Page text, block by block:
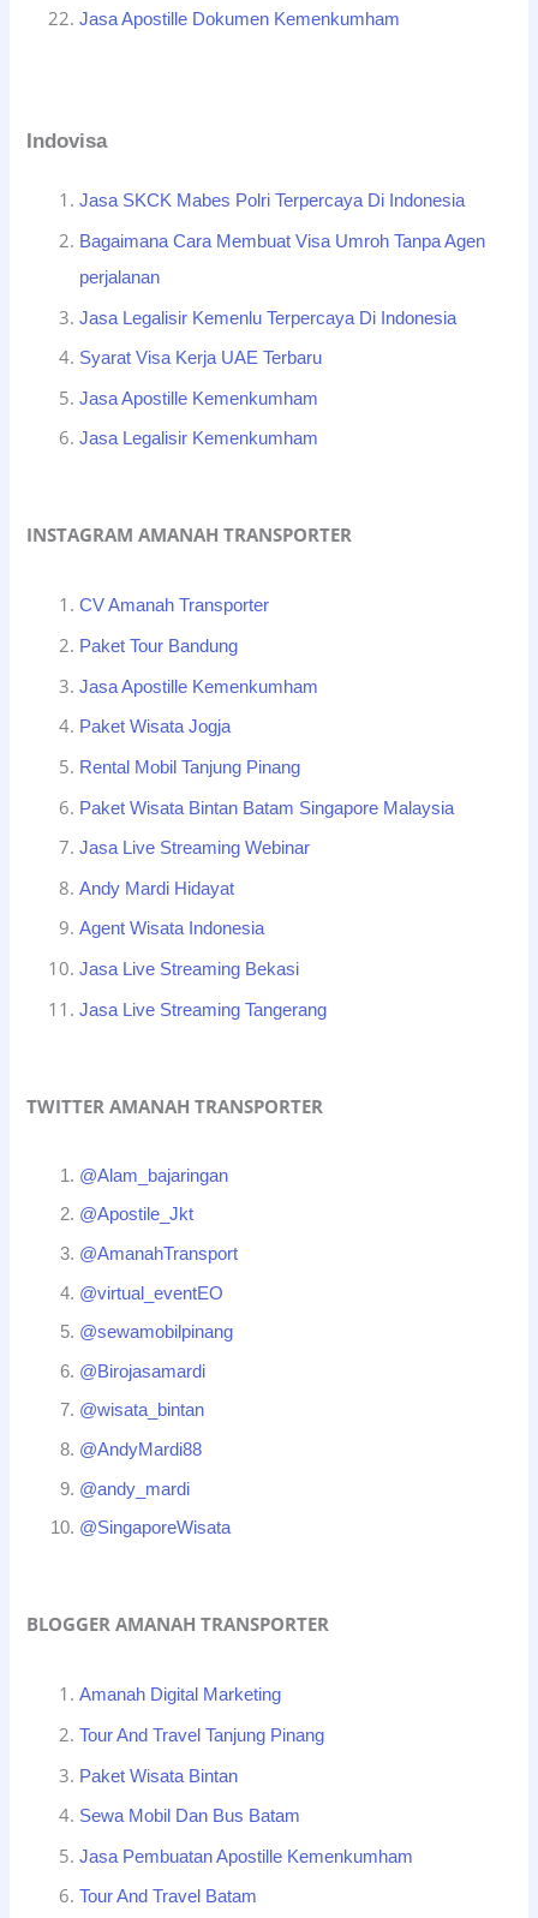
Jasa Apostille Dokumen Kemenkumham
Indovisa
Jasa SKCK Mabes Polri Terpercaya Di Indonesia
Bagaimana Cara Membuat Visa Umroh Tanpa Agen
perjalanan
Jasa Legalisir Kemenlu Terpercaya Di Indonesia
Syarat Visa Kerja UAE Terbaru
Jasa Apostille Kemenkumham
Jasa Legalisir Kemenkumham
INSTAGRAM AMANAH TRANSPORTER
CV Amanah Transporter
Paket Tour Bandung
Jasa Apostille Kemenkumham
Paket Wisata Jogja
Rental Mobil Tanjung Pinang
Paket Wisata Bintan Batam Singapore Malaysia
Jasa Live Streaming Webinar
Andy Mardi Hidayat
Agent Wisata Indonesia
Jasa Live Streaming Bekasi
Jasa Live Streaming Tangerang
TWITTER AMANAH TRANSPORTER
@Alam_bajaringan
@Apostile_Jkt
@AmanahTransport
@virtual_eventEO
@sewamobilpinang
@Birojasamardi
@wisata_bintan
@AndyMardi88
@andy_mardi
@SingaporeWisata
BLOGGER AMANAH TRANSPORTER
Amanah Digital Marketing
Tour And Travel Tanjung Pinang
Paket Wisata Bintan
Sewa Mobil Dan Bus Batam
Jasa Pembuatan Apostille Kemenkumham
Tour And Travel Batam